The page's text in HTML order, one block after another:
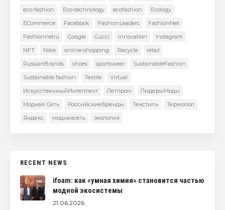
eco-fashion
Eco-technology ecofashion
Ecology
ECommerce
Facebook FashionLeaders
FashionNet
Fashionnetru
Google Gucci Innovation
Instagram
NFT
Nike online-shopping Recycle
retail
RussianBrands
shoes sportswear
SustainableFashion
Sustainable fashion
Textile
Virtual
ИскусственныйИнтеллект
Легпром
ЛидерыМоды
Модная Сеть
РоссийскиеБренды Текстиль
Термопол
Яндекс
моднаясеть экология
RECENT NEWS
ifoam: как «умная химия» становится частью
модной экосистемы
21.06.2026